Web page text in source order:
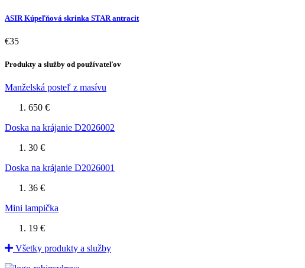
ASIR Kúpeľňová skrinka STAR antracit
€35
Produkty a služby od používateľov
Manželská posteľ z masívu
650 €
Doska na krájanie D2026002
30 €
Doska na krájanie D2026001
36 €
Mini lampička
19 €
Všetky produkty a služby